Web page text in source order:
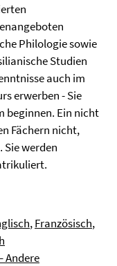
Philologie sowie
Studien
auch im
erwerben - Sie
beginnen. Ein nicht
Fächern nicht,
Sie werden
,Französisch,
Andere